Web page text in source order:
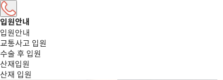
입원안내
입원안내
교통사고 입원
수술 후 입원
산재입원
산재 입원